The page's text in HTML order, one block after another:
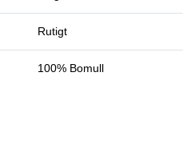
Rutigt
100% Bomull